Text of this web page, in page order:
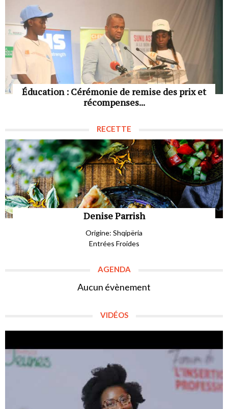
Éducation : Cérémonie de remise des prix et
récompenses...
RECETTE
Denise Parrish
Origine: Shqipëria
Entrées Froides
AGENDA
Aucun évènement
VIDÉOS